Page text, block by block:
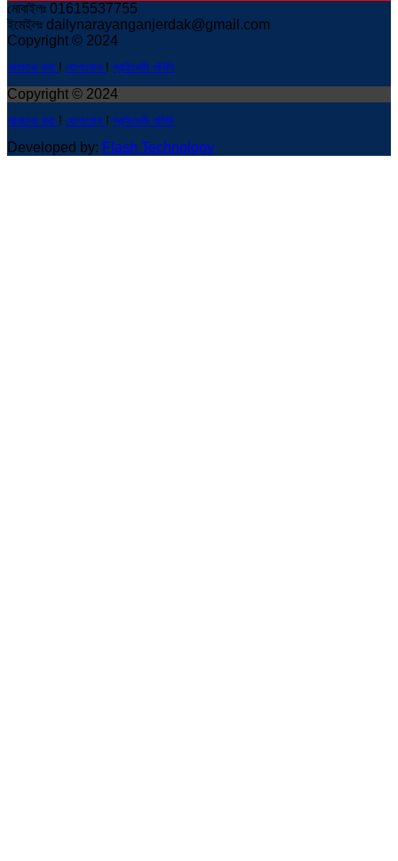
মোবাইলঃ 01615537755
ইমেইলঃ dailynarayanganjerdak@gmail.com
Copyright © 2024
আমাদের কথা ! যোগাযোগ ! প্রাইভেসি পলিসি
Copyright © 2024
আমাদের কথা ! যোগাযোগ ! প্রাইভেসি পলিসি
Developed by: Flash Technology